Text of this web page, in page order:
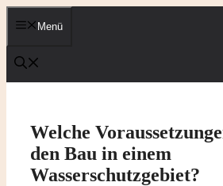
Zum
Inhalt Menü
Welche
den Bau in einem
Wasserschutzgebiet?